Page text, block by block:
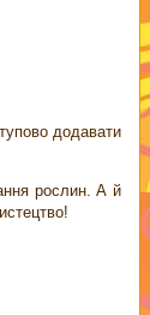
додавати
рослин. А й